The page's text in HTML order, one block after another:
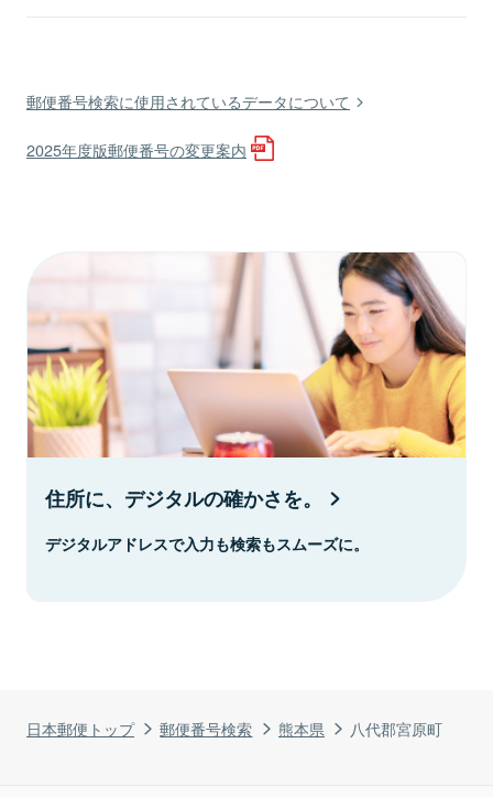
日本郵便トップ 郵便番号検索 熊本県 八代郡宮原町
郵便番号検索に使用されているデータについて
2025年度版郵便番号の変更案内
住所に、デジタルの確かさを。
デジタルアドレスで入力も検索もスムーズに。